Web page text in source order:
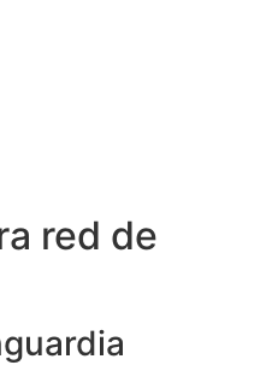
red de